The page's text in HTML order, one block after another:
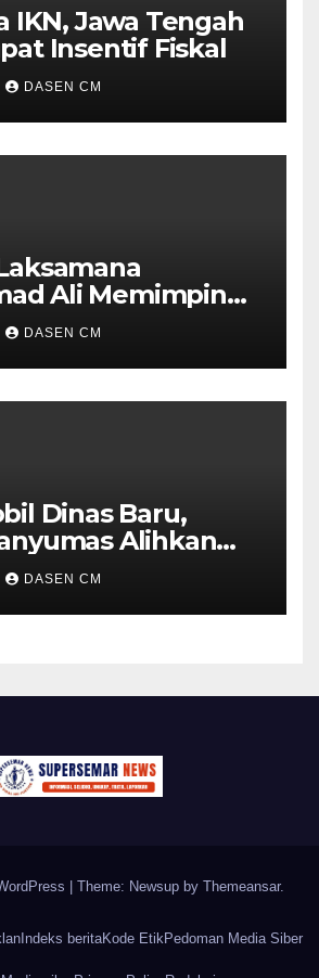
IKN, Jawa Tengah
Insentif Fiskal
DASEN CM
Ali Memimpin
Keseimbangan
Soliditas
DASEN CM
Dinas Baru,
Alihkan
Rp 1,7 Miliar untuk
DASEN CM
| Theme: Newsup by Themeansar.
Indeks beritaKode EtikPedoman Media Siber